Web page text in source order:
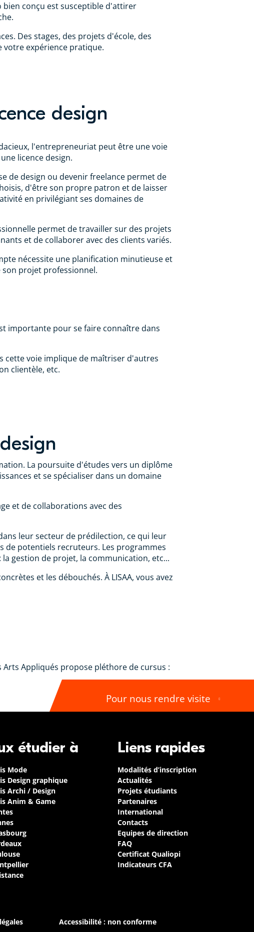
conçu est susceptible d'attirer
Des stages, des projets d'école, des
expérience pratique.
design
l'entrepreneuriat peut être une voie
licence design.
de design ou devenir freelance permet de
d'être son propre patron et de laisser
en privilégiant ses domaines de
permet de travailler sur des projets
et de collaborer avec des clients variés.
nécessite une planification minutieuse et
son projet professionnel.
importante pour se faire connaître dans
cette voie implique de maîtriser d'autres
clientèle, etc.
La poursuite d'études vers un diplôme
et se spécialiser dans un domaine
et de collaborations avec des
leur secteur de prédilection, ce qui leur
de potentiels recruteurs. Les programmes
gestion de projet, la communication, etc...
et les débouchés. À LISAA, vous avez
Appliqués propose pléthore de cursus :
Pour nous rendre visite
étudier à
Mode
Design graphique
Archi / Design
Anim & Game
Liens rapides
Modalités d’inscription
Actualités
Projets étudiants
Partenaires
International
Contacts
Equipes de direction
FAQ
Certificat Qualiopi
Indicateurs CFA
Accessibilité : non conforme